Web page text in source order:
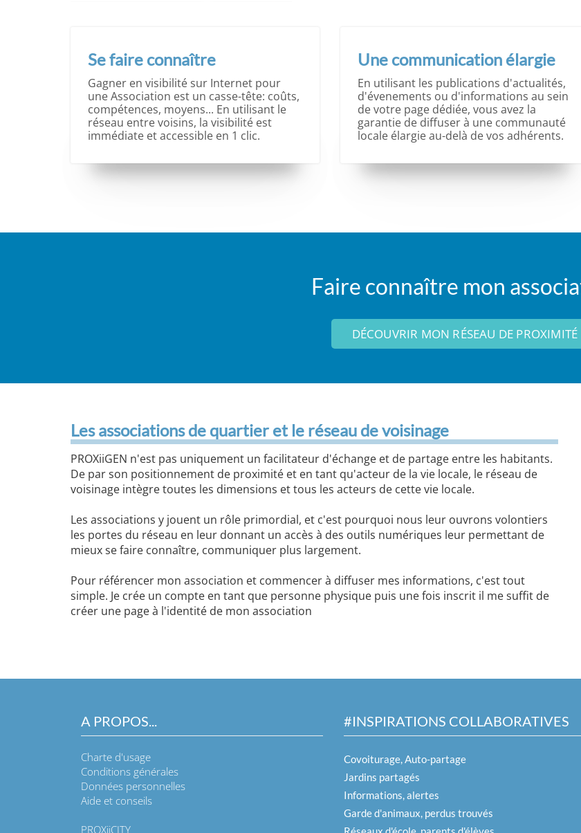
Se faire connaître
Gagner en visibilité sur Internet pour
une Association est un casse-tête: coûts,
compétences, moyens... En utilisant le
réseau entre voisins, la visibilité est
immédiate et accessible en 1 clic.
Une communication élargie
En utilisant les publications d'actualités,
d'évenements ou d'informations au sein
de votre page dédiée, vous avez la
garantie de diffuser à une communauté
locale élargie au-delà de vos adhérents.
Faire connaître mon
DÉCOUVRIR MON RÉSEAU DE PROXIMITÉ
Les associations de quartier et le réseau de voisinage
PROXiiGEN n'est pas uniquement un facilitateur d'échange et de partage entre les habitants.
De par son positionnement de proximité et en tant qu'acteur de la vie locale, le réseau de
voisinage intègre toutes les dimensions et tous les acteurs de cette vie locale.
Les associations y jouent un rôle primordial, et c'est pourquoi nous leur ouvrons volontiers
les portes du réseau en leur donnant un accès à des outils numériques leur permettant de
mieux se faire connaître, communiquer plus largement.
Pour référencer mon association et commencer à diffuser mes informations, c'est tout
simple. Je crée un compte en tant que personne physique puis une fois inscrit il me suffit de
créer une page à l'identité de mon association
A PROPOS...
Charte d'usage
Conditions générales
Données personnelles
Aide et conseils
PROXiiCITY
#INSPIRATIONS COLLABORATIVES
Covoiturage, Auto-partage
Jardins partagés
Informations, alertes
Garde d'animaux, perdus trouvés